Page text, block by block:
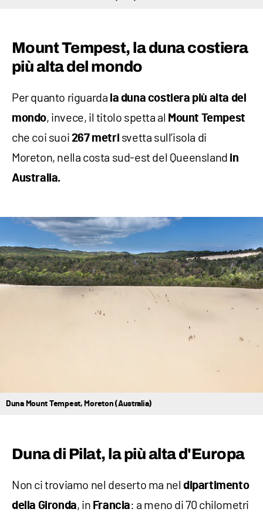
Mount Tempest, la duna costiera
più alta del mondo
Per quanto riguarda la duna costiera più alta del
mondo, invece, il titolo spetta al Mount Tempest
che coi suoi 267 metri svetta sull’isola di
Moreton, nella costa sud-est del Queensland in
Australia.
Duna Mount Tempest, Moreton (Australia)
Duna di Pilat, la più alta d'Europa
Non ci troviamo nel deserto ma nel dipartimento
della Gironda, in Francia: a meno di 70 chilometri